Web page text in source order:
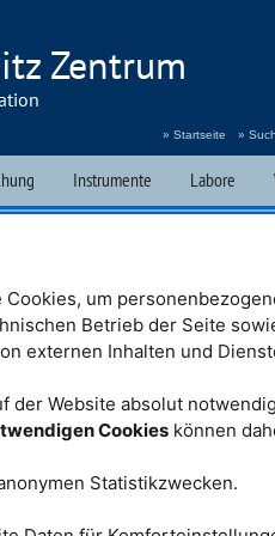
Zentrum
» Startseite »
Broschüren & Filme
Instrumente Labore
in
um
Betrieb der Seite
externen Inhalten und
der Website absolut
Cookies können
Statistikzwecken.